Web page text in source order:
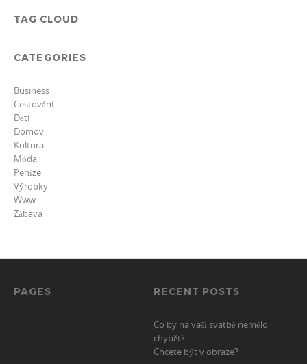
TAG CLOUD
CATEGORIES
Business
Cestování
Děti
Domov
Kultura
Móda
Peníze
Výrobky
Www
Zábava
PAGES RECENT POSTS
Co by na vaší svatbě nemělo
chybět?
Chcete být v obraze?